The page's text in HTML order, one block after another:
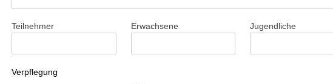
Teilnehmer Erwachsene Jugendliche
Verpflegung